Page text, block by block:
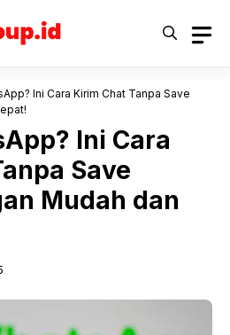
Ini Cara Kirim Chat Tanpa Save
Ini Cara
Save
Mudah dan